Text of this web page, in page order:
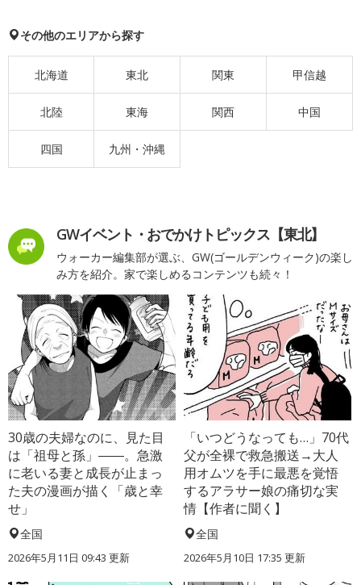
その他のエリアから探す
北海道 東北 関東 甲信越
北陸 東海 関西 中国
四国 九州・沖縄
GWイベント・おでかけトピックス【東北】
ウォーカー編集部が選ぶ、GW(ゴールデンウィーク)の楽し
み方を紹介。家で楽しめるコンテンツも続々！
30歳の夫婦なのに、見た目
は「祖母と孫」――。急激
に老いる妻と成長が止まっ
た夫の漫画が描く「歳と幸
せ」
全国
2026年5月11日 09:43 更新
「いつどうなっても…」70代
父が全裸で救急搬送→大人
用オムツを手に最悪を覚悟
するアラサー娘の痛切な実
情【作者に聞く】
全国
2026年5月10日 17:35 更新